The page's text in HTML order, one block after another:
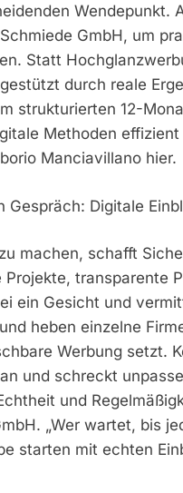
Wendepunkt.
GmbH, um
Statt
durch reale
strukturierten 12-
Methoden
Manciavillano hier.
Digitale
machen, schafft
transparente
ein Gesicht und
heben einzelne
Werbung setzt.
und schreckt
und
„Wer wartet, bis
starten mit echten